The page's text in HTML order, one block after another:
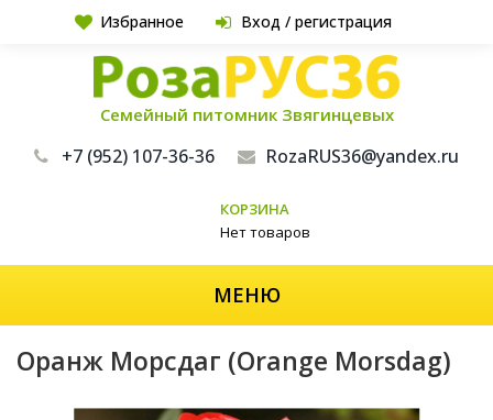
Избранное Вход / регистрация
Семейный питомник Звягинцевых
+7 (952) 107-36-36 RozaRUS36@yandex.ru
КОРЗИНА
Нет товаров
МЕНЮ
Оранж Морсдаг (Orange Morsdag)